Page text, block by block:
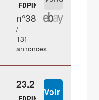
FDPIN
n°38
/
131
annonces
23.2 €